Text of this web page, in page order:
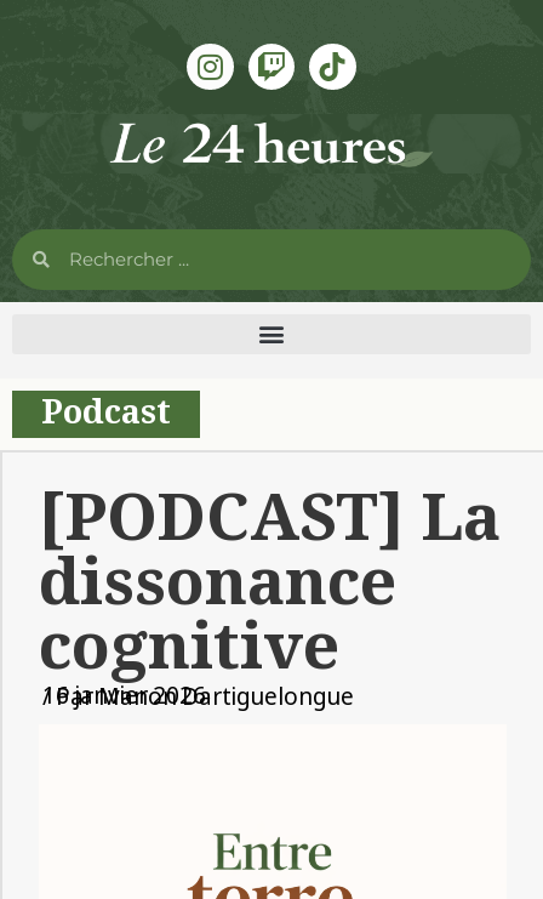
Podcast
[PODCAST] La
dissonance
cognitive
16 janvier 2026
/ ParManon Dartiguelongue